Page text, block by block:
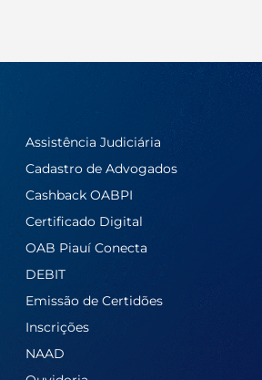
Assistência Judiciária
Cadastro de Advogados
Cashback OABPI
Certificado Digital
OAB Piauí Conecta
DEBIT
Emissão de Certidões
Inscrições
NAAD